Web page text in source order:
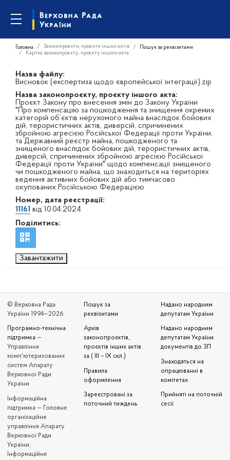
Головна Законопроєкти, проєкти інших актів
Пошук за реквізитами
Картка законопроєкту, проєкту іншого акта
Назва файлу:
Висновок (експертиза щодо європейської інтеграції).zip
Назва законопроєкту, проєкту іншого акта:
Проєкт Закону про внесення змін до Закону України
"Про компенсацію за пошкодження та знищення окремих
категорій об’єктів нерухомого майна внаслідок бойових
дій, терористичних актів, диверсій, спричинених
збройною агресією Російської Федерації проти України,
та Державний реєстр майна, пошкодженого та
знищеного внаслідок бойових дій, терористичних актів,
диверсій, спричинених збройною агресією Російської
Федерації проти України" щодо компенсації знищеного
чи пошкодженого майна, що знаходиться на територіях
ведення активних бойових дій або тимчасово
окупованих Російською Федерацією
Номер, дата реєстрації:
11161 від 10.04.2024
Поділитись:
Завантажити
© Верховна Рада
України 1994—2026
Програмно-технічна
підтримка —
Управління
комп'ютеризованих
систем Апарату
Верховної Ради
України
Iнформаційна
підтримка — Головне
організаційне
управління Апарату
Верховної Ради
України,
Інформаційне
Пошук за
реквізитами
Архів
законопроєктів,
проєктів інших актів
за ( III – IX скл.)
Правила
оформлення
Зареєстровані за
поточний тиждень
Надано народним
депутатам України
Надано народним
депутатам України
документів до ЗП
Знаходяться на
опрацюванні в
комітетах
Прийняті на поточній
сесії